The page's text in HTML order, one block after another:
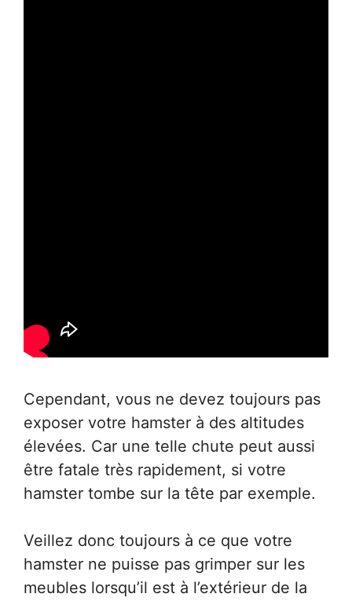
Cependant, vous ne devez toujours pas
exposer votre hamster à des altitudes
élevées. Car une telle chute peut aussi
être fatale très rapidement, si votre
hamster tombe sur la tête par exemple.
Veillez donc toujours à ce que votre
hamster ne puisse pas grimper sur les
meubles lorsqu’il est à l’extérieur de la